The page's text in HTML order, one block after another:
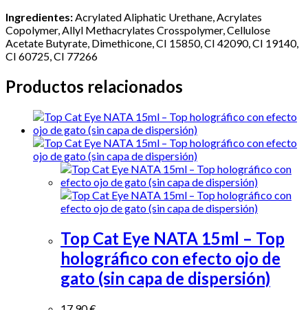
Ingredientes:Acrylated Aliphatic Urethane, Acrylates
Copolymer, Allyl Methacrylates Crosspolymer, Cellulose
Acetate Butyrate, Dimethicone, CI 15850, CI 42090, CI 19140,
CI 60725, CI 77266
Productos relacionados
Top Cat Eye NATA 15ml – Top
holográfico con efecto ojo de
gato (sin capa de dispersión)